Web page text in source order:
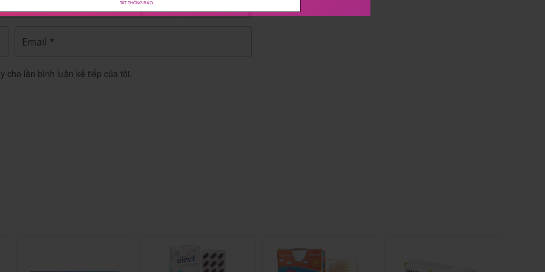
TẮT THÔNG BÁO
dụng thay thế thuốc chữa bệnh.
Viên Uống Bổ Gan Liver
cho lần bình luận kế tiếp của tôi.